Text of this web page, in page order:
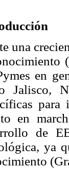
una
en
Jalisco,
en
de
ya